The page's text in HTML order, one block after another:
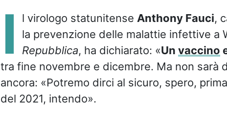
I l virologo statunitense Anthony Fauci,
la prevenzione delle malattie infettive a
Repubblica, ha dichiarato: «Un vaccino
tra fine novembre e dicembre. Ma non sarà
ancora: «Potremo dirci al sicuro, spero,
del 2021, intendo».